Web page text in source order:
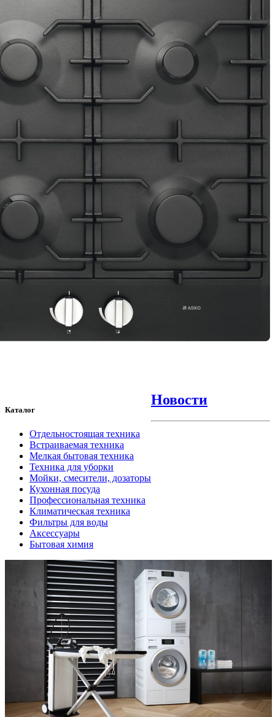
Каталог
Отдельностоящая техника
Встраиваемая техника
Мелкая бытовая техника
Техника для уборки
Мойки, смесители, дозаторы
Кухонная посуда
Профессиональная техника
Климатическая техника
Фильтры для воды
Аксессуары
Бытовая химия
Новости